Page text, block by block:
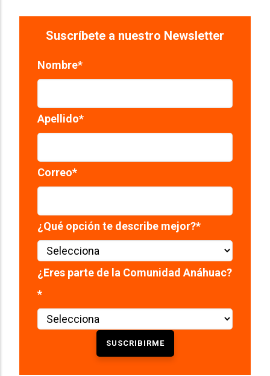
Suscríbete a nuestro Newsletter
Nombre*
Apellido*
Correo*
¿Qué opción te describe mejor?*
¿Eres parte de la Comunidad Anáhuac?
*